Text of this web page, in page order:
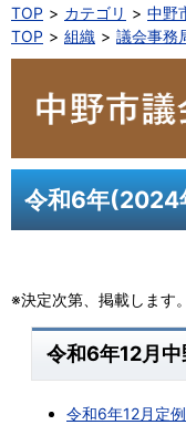
TOP
カテゴリ 中野
TOP
組織 議会事務
令和6年(2024
※決定次第、掲載します。
令和6年12月
令和6年12月定